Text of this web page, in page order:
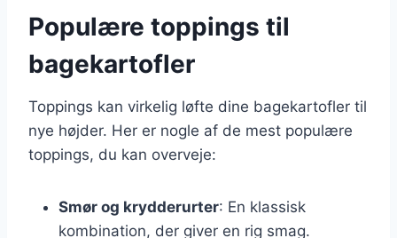
Populære toppings til
bagekartofler
Toppings kan virkelig løfte dine bagekartofler til
nye højder. Her er nogle af de mest populære
toppings, du kan overveje:
Smør og krydderurter: En klassisk
kombination, der giver en rig smag.